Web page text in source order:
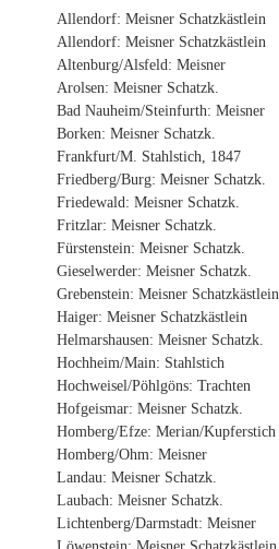
Allendorf: Meisner Schatzkästlein
Allendorf: Meisner Schatzkästlein
Altenburg/Alsfeld: Meisner
Arolsen: Meisner Schatzk.
Bad Nauheim/Steinfurth: Meisner
Borken: Meisner Schatzk.
Frankfurt/M. Stahlstich, 1847
Friedberg/Burg: Meisner Schatzk.
Friedewald: Meisner Schatzk.
Fritzlar: Meisner Schatzk.
Fürstenstein: Meisner Schatzk.
Gieselwerder: Meisner Schatzk.
Grebenstein: Meisner Schatzkästlein
Haiger: Meisner Schatzkästlein
Helmarshausen: Meisner Schatzk.
Hochheim/Main: Stahlstich
Hochweisel/Pöhlgöns: Trachten
Hofgeismar: Meisner Schatzk.
Homberg/Efze: Merian/Kupferstich
Homberg/Ohm: Meisner
Landau: Meisner Schatzk.
Laubach: Meisner Schatzk.
Lichtenberg/Darmstadt: Meisner